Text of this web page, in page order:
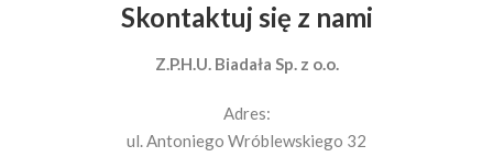
Skontaktuj się z nami
Z.P.H.U. Biadała Sp. z o.o.
Adres:
ul. Antoniego Wróblewskiego 32